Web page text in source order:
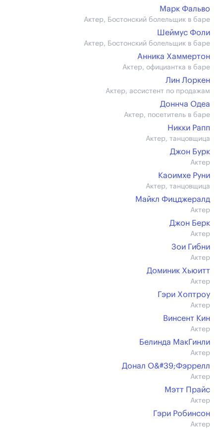
Марк Фальво
Актер, Бостонский болельщик в баре
Шеймус Фоли
Актер, Бостонский болельщик в баре
Анника Хаммертон
Актер, официантка в баре
Лин Лоркен
Актер, ассистент по продажам
Доннча Одеа
Актер, посетитель в баре
Никки Рапп
Актер, танцовщица
Джон Бурк
Актер
Каоимхе Руни
Актер, танцовщица
Майкл Фицджералд
Актер
Джон Берк
Актер
Зои Гибни
Актер
Доминик Хьюитт
Актер
Гэри Хоптроу
Актер
Винсент Кин
Актер
Белинда МакГинли
Актер
Донал О&#39;Фэррелл
Актер
Мэтт Прайс
Актер
Гэри Робинсон
Актер